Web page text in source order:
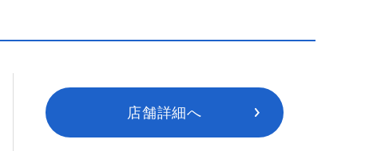
店舗詳細へ